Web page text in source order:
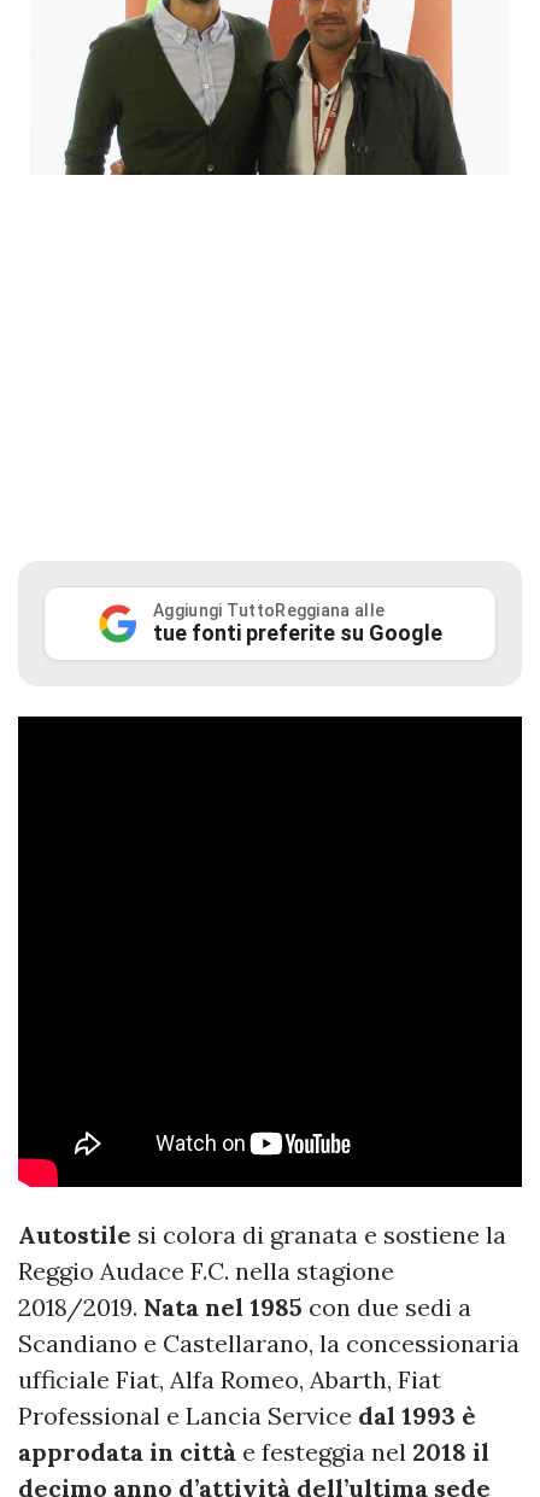
Aggiungi TuttoReggiana alle
tue fonti preferite su Google
Autostile si colora di granata e sostiene la
Reggio Audace F.C. nella stagione
2018/2019. Nata nel 1985 con due sedi a
Scandiano e Castellarano, la concessionaria
ufficiale Fiat, Alfa Romeo, Abarth, Fiat
Professional e Lancia Service dal 1993 è
approdata in città e festeggia nel 2018 il
decimo anno d’attività dell’ultima sede